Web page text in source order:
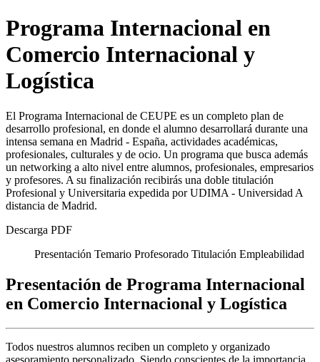
Programa Internacional en
Comercio Internacional y
Logística
El Programa Internacional de CEUPE es un completo plan de
desarrollo profesional, en donde el alumno desarrollará durante una
intensa semana en Madrid - España, actividades académicas,
profesionales, culturales y de ocio. Un programa que busca además
un networking a alto nivel entre alumnos, profesionales, empresarios
y profesores. A su finalización recibirás una doble titulación
Profesional y Universitaria expedida por UDIMA - Universidad A
distancia de Madrid.
Descarga PDF
Presentación Temario Profesorado Titulación Empleabilidad
Presentación de Programa Internacional
en Comercio Internacional y Logística
Todos nuestros alumnos reciben un completo y organizado
asesoramiento personalizado. Siendo conscientes de la importancia